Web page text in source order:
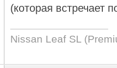
(которая встречает
Nissan Leaf SL